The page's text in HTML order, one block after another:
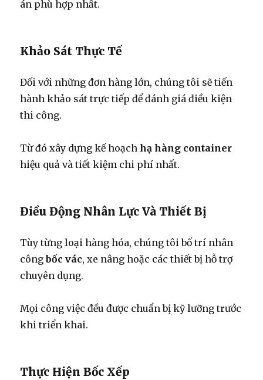
án phù hợp nhất.
Khảo Sát Thực Tế
Đối với những đơn hàng lớn, chúng tôi sẽ tiến
hành khảo sát trực tiếp để đánh giá điều kiện
thi công.
Từ đó xây dựng kế hoạchhạ hàng container
hiệu quả và tiết kiệm chi phí nhất.
Điều Động Nhân Lực Và Thiết Bị
Tùy từng loại hàng hóa, chúng tôi bố trí nhân
côngbốc vác, xe nâng hoặc các thiết bị hỗ trợ
chuyên dụng.
Mọi công việc đều được chuẩn bị kỹ lưỡng trước
khi triển khai.
Thực Hiện Bốc Xếp